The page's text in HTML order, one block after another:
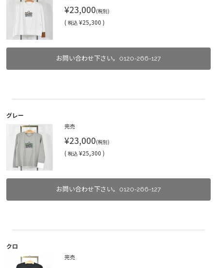
¥23,000(税別)
( 税込 ¥25,300 )
お問い合わせ下さい。0120-266-127
グレー
完売
¥23,000(税別)
( 税込 ¥25,300 )
お問い合わせ下さい。0120-266-127
クロ
完売